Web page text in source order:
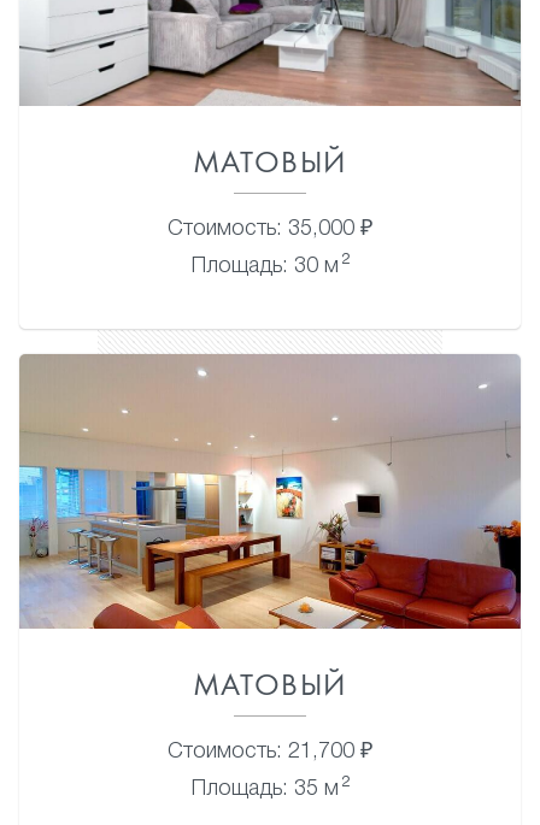
МАТОВЫЙ
Стоимость: 35,000 ₽
Площадь: 30 м 2
МАТОВЫЙ
Стоимость: 21,700 ₽
Площадь: 35 м 2